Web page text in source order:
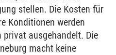
stellen. Die Kosten für
Konditionen werden
ausgehandelt. Die
macht keine